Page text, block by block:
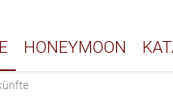
HONEYMOON